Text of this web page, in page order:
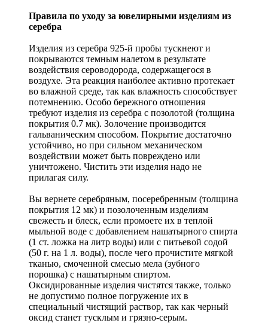
Правила по уходу за ювелирными изделиям из
серебра
Изделия из серебра 925-й пробы тускнеют и
покрываются темным налетом в результате
воздействия сероводорода, содержащегося в
воздухе. Эта реакция наиболее активно протекает
во влажной среде, так как влажность способствует
потемнению. Особо бережного отношения
требуют изделия из серебра с позолотой (толщина
покрытия 0.7 мк). Золочение производится
гальваническим способом. Покрытие достаточно
устойчиво, но при сильном механическом
воздействии может быть повреждено или
уничтожено. Чистить эти изделия надо не
прилагая силу.
Вы вернете серебряным, посеребренным (толщина
покрытия 12 мк) и позолоченным изделиям
свежесть и блеск, если промоете их в теплой
мыльной воде с добавлением нашатырного спирта
(1 ст. ложка на литр воды) или с питьевой содой
(50 г. на 1 л. воды), после чего прочистите мягкой
тканью, смоченной смесью мела (зубного
порошка) с нашатырным спиртом.
Оксидированные изделия чистятся также, только
не допустимо полное погружение их в
специальный чистящий раствор, так как черный
оксид станет тусклым и грязно-серым.